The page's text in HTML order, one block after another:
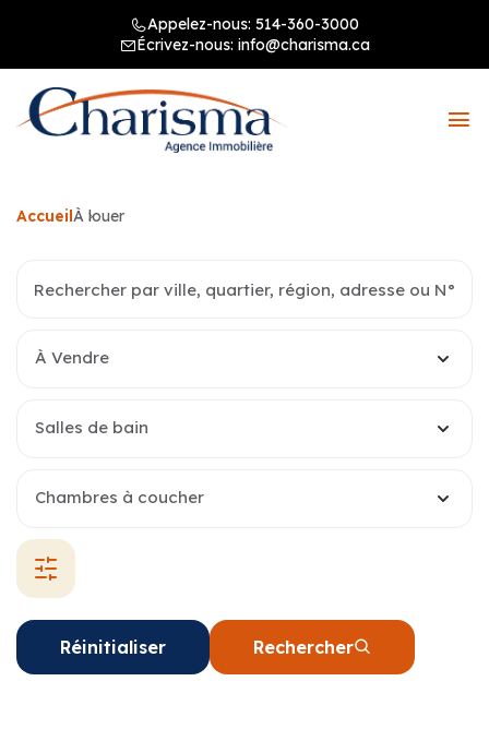
Appelez-nous: 514-360-3000
Écrivez-nous: info@charisma.ca
AccueilÀ louer
À Vendre
Salles de bain
Chambres à coucher
Réinitialiser Rechercher